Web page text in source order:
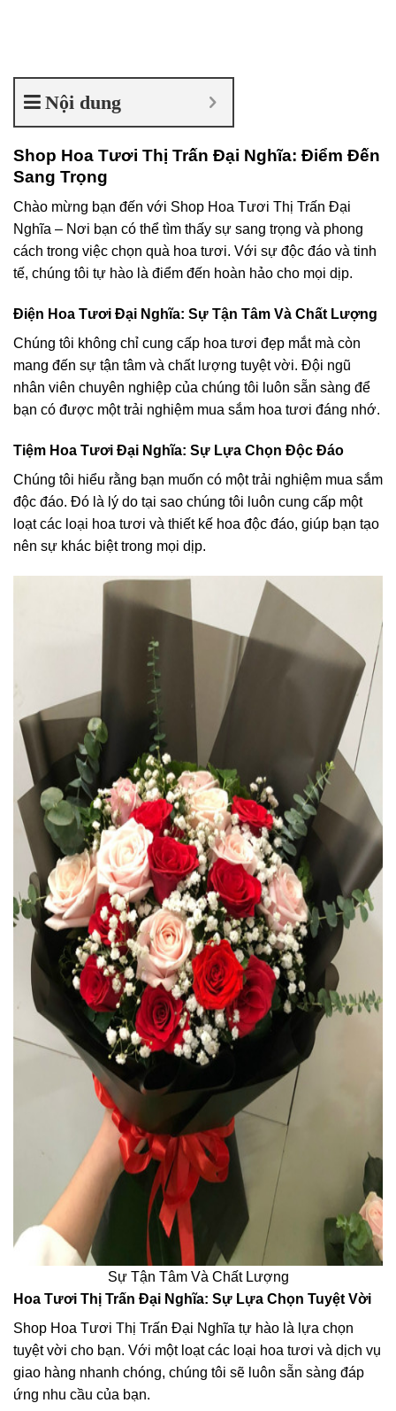
Nội dung
Shop Hoa Tươi Thị Trấn Đại Nghĩa: Điểm Đến
Sang Trọng
Chào mừng bạn đến với Shop Hoa Tươi Thị Trấn Đại
Nghĩa – Nơi bạn có thể tìm thấy sự sang trọng và phong
cách trong việc chọn quà hoa tươi. Với sự độc đáo và tinh
tế, chúng tôi tự hào là điểm đến hoàn hảo cho mọi dịp.
Điện Hoa Tươi Đại Nghĩa: Sự Tận Tâm Và Chất Lượng
Chúng tôi không chỉ cung cấp hoa tươi đẹp mắt mà còn
mang đến sự tận tâm và chất lượng tuyệt vời. Đội ngũ
nhân viên chuyên nghiệp của chúng tôi luôn sẵn sàng để
bạn có được một trải nghiệm mua sắm hoa tươi đáng nhớ.
Tiệm Hoa Tươi Đại Nghĩa: Sự Lựa Chọn Độc Đáo
Chúng tôi hiểu rằng bạn muốn có một trải nghiệm mua sắm
độc đáo. Đó là lý do tại sao chúng tôi luôn cung cấp một
loạt các loại hoa tươi và thiết kế hoa độc đáo, giúp bạn tạo
nên sự khác biệt trong mọi dịp.
Sự Tận Tâm Và Chất Lượng
Hoa Tươi Thị Trấn Đại Nghĩa: Sự Lựa Chọn Tuyệt Vời
Shop Hoa Tươi Thị Trấn Đại Nghĩa tự hào là lựa chọn
tuyệt vời cho bạn. Với một loạt các loại hoa tươi và dịch vụ
giao hàng nhanh chóng, chúng tôi sẽ luôn sẵn sàng đáp
ứng nhu cầu của bạn.